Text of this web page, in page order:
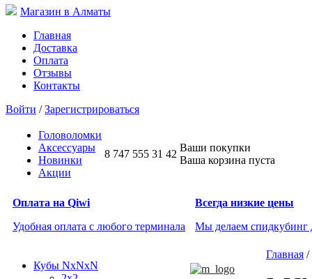
Магазин в Алматы
Главная
Доставка
Оплата
Отзывы
Контакты
Войти /Зарегистрироваться
Головоломки
Аксессуары
Новинки
Акции
8 747 555 31 42
Ваши покупки
Ваша корзина пуста
Оплата на Qiwi
Удобная оплата с любого терминала
Всегда низкие цены
Мы делаем спидкубинг
Кубы NxNxN
Главная /